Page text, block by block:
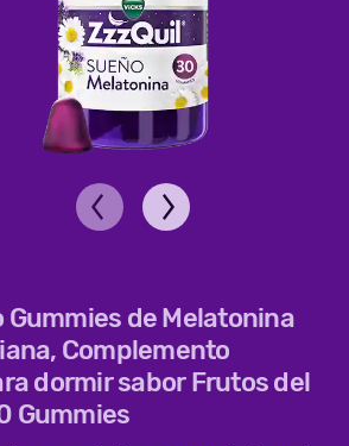
Gummies de Melatonina
Complemento
dormir sabor Frutos del
Gummies